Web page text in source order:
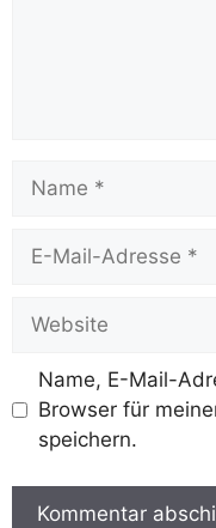
Name
Website
Name, E-Mail-
Browser für
speichern.